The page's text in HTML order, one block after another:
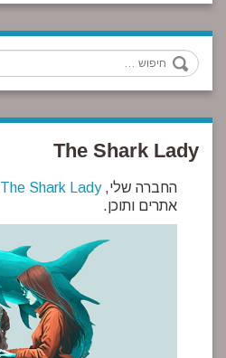
חיפוש
The Shark Lady
החברה שלי,The Shark Lady
אתרים ותוכן.